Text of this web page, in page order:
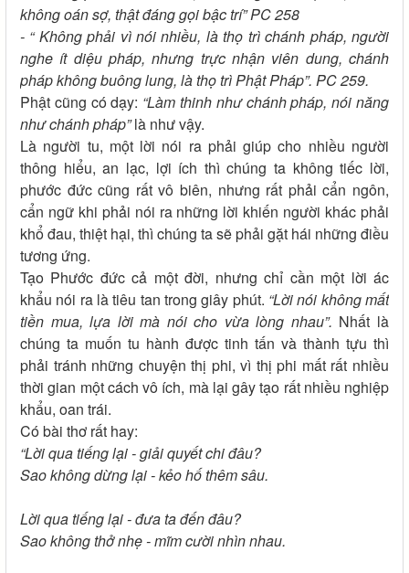
không oán sợ, thật đáng gọi bậc trí” PC 258
- “ Không phải vì nói nhiều, là thọ trì chánh pháp, người
nghe ít diệu pháp, nhưng trực nhận viên dung, chánh
pháp không buông lung, là thọ trì Phật Pháp”. PC 259.
Phật cũng có dạy: “Làm thinh như chánh pháp, nói năng
như chánh pháp”là như vậy.
Là người tu, một lời nói ra phải giúp cho nhiều người
thông hiểu, an lạc, lợi ích thì chúng ta không tiếc lời,
phước đức cũng rất vô biên, nhưng rất phải cẩn ngôn,
cẩn ngữ khi phải nói ra những lời khiến người khác phải
khổ đau, thiệt hại, thì chúng ta sẽ phải gặt hái những điều
tương ứng.
Tạo Phước đức cả một đời, nhưng chỉ cần một lời ác
khẩu nói ra là tiêu tan trong giây phút. “Lời nói không mất
tiền mua, lựa lời mà nói cho vừa lòng nhau”. Nhất là
chúng ta muốn tu hành được tinh tấn và thành tựu thì
phải tránh những chuyện thị phi, vì thị phi mất rất nhiều
thời gian một cách vô ích, mà lại gây tạo rất nhiều nghiệp
khẩu, oan trái.
Có bài thơ rất hay:
“Lời qua tiếng lại - giải quyết chi đâu?
Sao không dừng lại - kẻo hố thêm sâu.
Lời qua tiếng lại - đưa ta đến đâu?
Sao không thở nhẹ - mĩm cười nhìn nhau.